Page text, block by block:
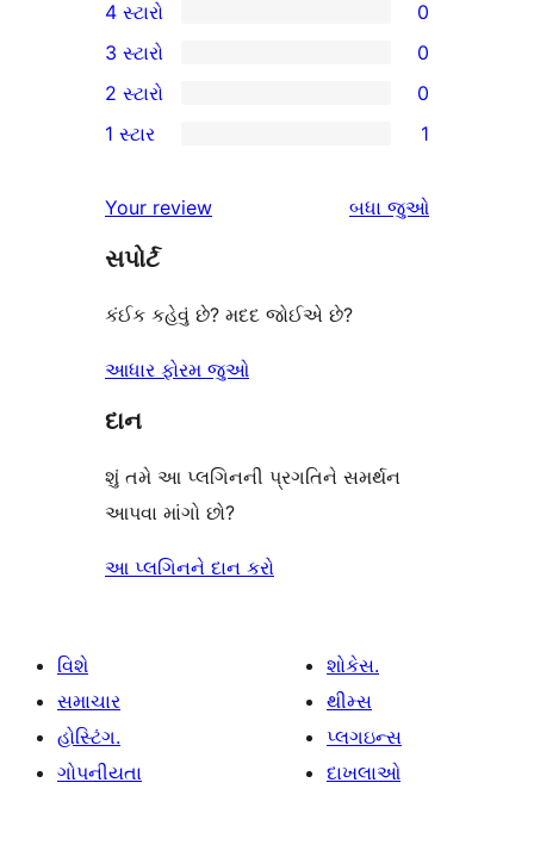
5-
સ્ટાર
સમીક્ષાઓ
4-
સ્ટાર
સમીક્ષાઓ
4 સ્ટારો 0
0
3-
સ્ટાર
3 સ્ટારો 0
2-
સમીક્ષાઓ
2 સ્ટારો 0
સ્ટાર
સમીક્ષા
1 સ્ટાર 1
Your review બધા સમીક્ષાઓ
જુઓ
સપોર્ટ
કંઈક કહેવું છે? મદદ જોઈએ છે?
આધાર ફોરમ જુઓ
દાન
શું તમે આ પ્લગિનની પ્રગતિને સમર્થન
આપવા માંગો છો?
આ પ્લગિનને દાન કરો
વિશે
સમાચાર
હોસ્ટિંગ.
ગોપનીયતા
શોકેસ.
થીમ્સ
પ્લગઇન્સ
દાખલાઓ